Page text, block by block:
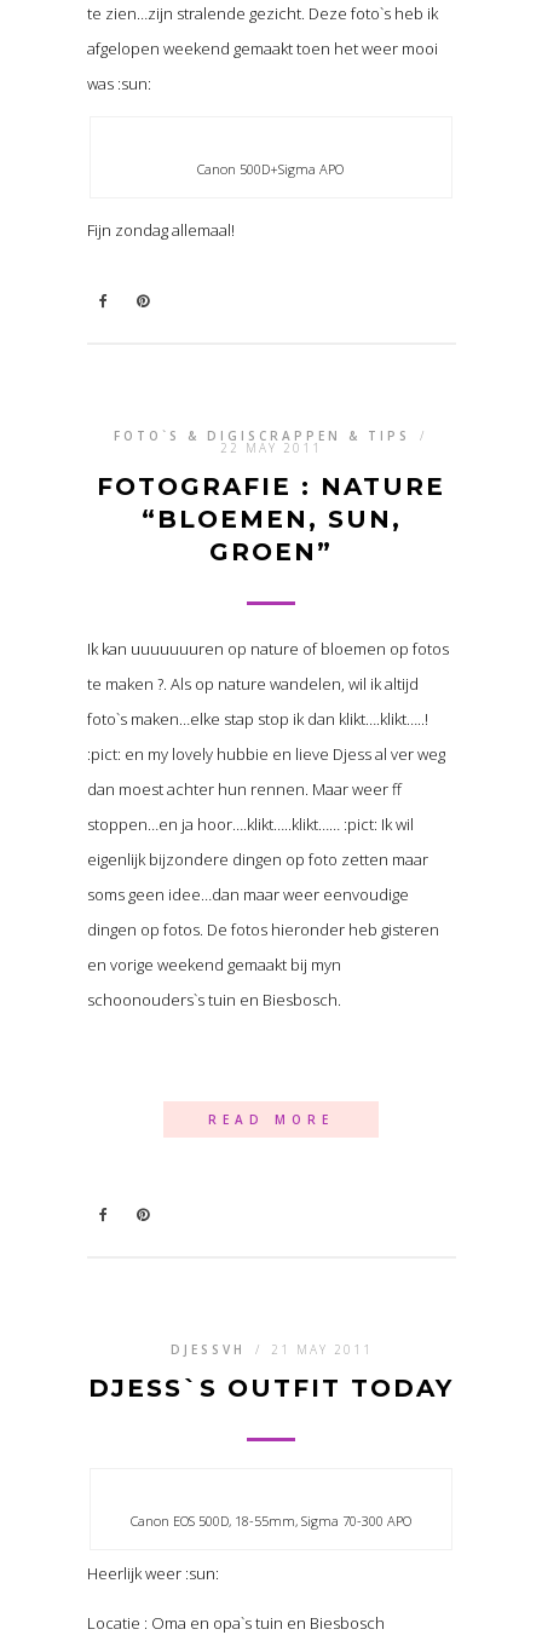
te zien…zijn stralende gezicht. Deze foto`s heb ik
afgelopen weekend gemaakt toen het weer mooi
was :sun:
Canon 500D+Sigma APO
Fijn zondag allemaal!
FOTO`S & DIGISCRAPPEN & TIPS /
22 MAY 2011
FOTOGRAFIE : NATURE
“BLOEMEN, SUN,
GROEN”
Ik kan uuuuuuuren op nature of bloemen op fotos
te maken ?. Als op nature wandelen, wil ik altijd
foto`s maken…elke stap stop ik dan klikt….klikt…..!
:pict: en my lovely hubbie en lieve Djess al ver weg
dan moest achter hun rennen. Maar weer ff
stoppen…en ja hoor….klikt…..klikt…… :pict: Ik wil
eigenlijk bijzondere dingen op foto zetten maar
soms geen idee…dan maar weer eenvoudige
dingen op fotos. De fotos hieronder heb gisteren
en vorige weekend gemaakt bij myn
schoonouders`s tuin en Biesbosch.
READ MORE
DJESSVH / 21 MAY 2011
DJESS`S OUTFIT TODAY
Canon EOS 500D, 18-55mm, Sigma 70-300 APO
Heerlijk weer :sun:
Locatie : Oma en opa`s tuin en Biesbosch